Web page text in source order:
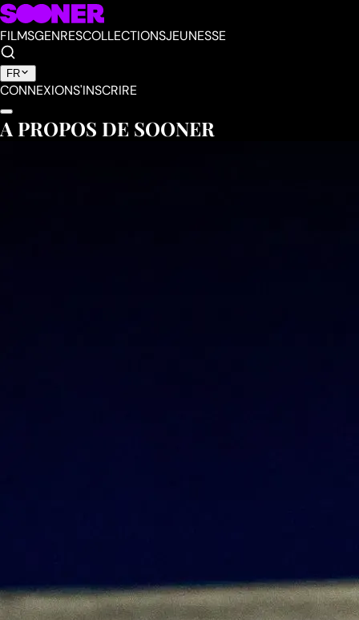
FILMSGENRESCOLLECTIONSJEUNESSE
FR
CONNEXIONS'INSCRIRE
A PROPOS DE SOONER